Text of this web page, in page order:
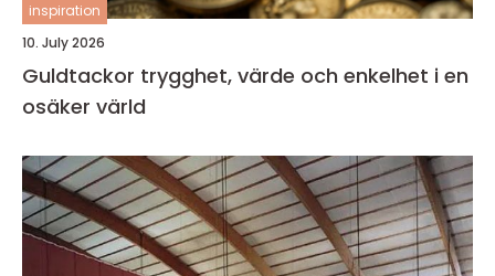
inspiration
10. July 2026
Guldtackor trygghet, värde och enkelhet i en
osäker värld